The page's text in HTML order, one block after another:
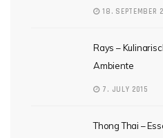
18. SEPTEMBER
Rays –
Ambiente
7. JULY 2015
Thong Thai –